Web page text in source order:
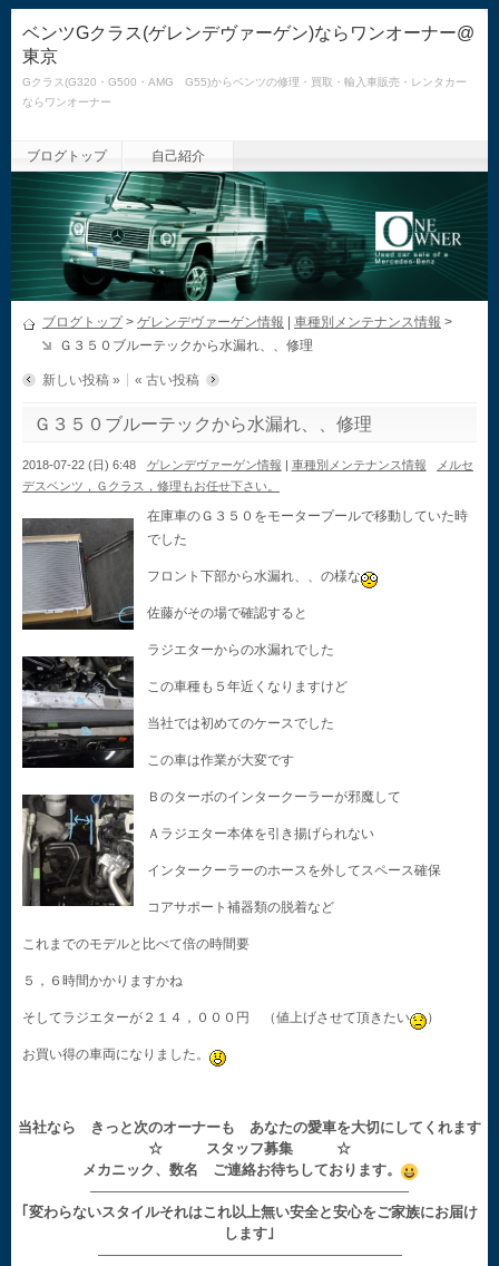
ベンツGクラス(ゲレンデヴァーゲン)ならワンオーナー@
東京
Gクラス(G320・G500・AMG G55)からベンツの修理・買取・輸入車販売・レンタカー
ならワンオーナー
ブログトップ 自己紹介
ブログトップ> ゲレンデヴァーゲン情報 車種別メンテナンス情報 >
Ｇ３５０ブルーテックから水漏れ、、修理
新しい投稿 » « 古い投稿
Ｇ３５０ブルーテックから水漏れ、、修理
2018-07-22 (日) 6:48 ゲレンデヴァーゲン情報 | 車種別メンテナンス情報
メルセ
デスベンツ，Ｇクラス，修理もお任せ下さい。
在庫車のＧ３５０をモータープールで移動していた時
でした
フロント下部から水漏れ、、の様な
佐藤がその場で確認すると
ラジエターからの水漏れでした
この車種も５年近くなりますけど
当社では初めてのケースでした
この車は作業が大変です
Ｂのターボのインタークーラーが邪魔して
Ａラジエター本体を引き揚げられない
インタークーラーのホースを外してスペース確保
コアサポート補器類の脱着など
これまでのモデルと比べて倍の時間要
５，６時間かかりますかね
そしてラジエターが２１４，０００円 （値上げさせて頂きたい ）
お買い得の車両になりました。
当社なら きっと次のオーナーも あなたの愛車を大切にしてくれます
☆ スタッフ募集 ☆
メカニック、数名 ご連絡お待ちしております。
——————————————————————
｢変わらないスタイルそれはこれ以上無い安全と安心をご家族にお届け
します｣
—————————————————————